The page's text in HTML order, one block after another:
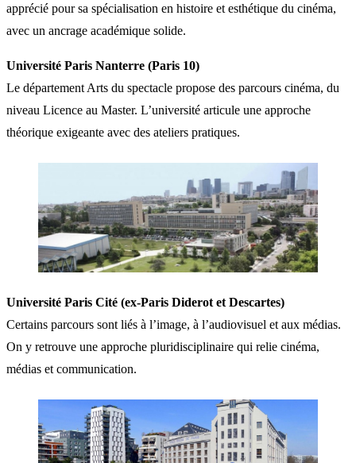
apprécié pour sa spécialisation en histoire et esthétique du cinéma,
avec un ancrage académique solide.
Université Paris Nanterre (Paris 10)
Le département Arts du spectacle propose des parcours cinéma, du
niveau Licence au Master. L’université articule une approche
théorique exigeante avec des ateliers pratiques.
Université Paris Cité (ex-Paris Diderot et Descartes)
Certains parcours sont liés à l’image, à l’audiovisuel et aux médias.
On y retrouve une approche pluridisciplinaire qui relie cinéma,
médias et communication.